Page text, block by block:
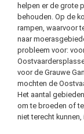
helpen er de grote
behouden. Op de
rampen, waarvoor
naar
probleem voor:
voor de Grauwe
mochten de
Het aantal
om te broeden of
niet terecht